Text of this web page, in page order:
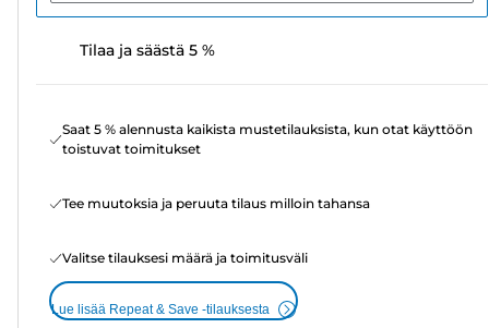
Tilaa ja säästä 5 %
Saat 5 % alennusta kaikista mustetilauksista, kun otat käyttöön
toistuvat toimitukset
Tee muutoksia ja peruuta tilaus milloin tahansa
Valitse tilauksesi määrä ja toimitusväli
Lue lisää Repeat & Save -tilauksesta